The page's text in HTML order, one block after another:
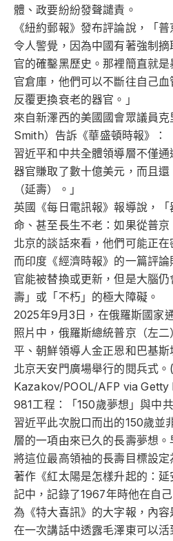
體、政要紛紛發聲譴責。
《紐約郵報》發布評論說，「
令人警覺，因為中國有著強制
官的確鑿黑歷史。那裡簡直就
官倉庫，他們可以不斷往自己血
反覆更換衰老的器官。」
來自新澤西的美國國會眾議員克
Smith）告訴《華盛頓時報》：
習近平和中共全體領導層不僅
器官賺取了數十億美元，而且
（延壽）。」
英國《每日電訊報》報導說，
命、甚至長生不老：如果從普
北京的談話來看，他們可能正在
而印度《經濟時報》的一篇評
官能被替換或更新，但是大腦
壽」或「不朽」的極大障礙。
2025年9月3日，在俄羅斯國家
照片中，俄羅斯總統普京（左
平、朝鮮領導人金正恩和巴基
北京天安門廣場舉行的閱兵式
Kazakov/POOL/AFP via Getty
981工程：「150歲夢想」與中
習近平此次脫口而出的150歲並
層的一項由來已久的長壽夢想
將這位最高領袖的長壽目標設
著作《紅太陽是怎樣升起的：
記中，記錄了1967年時他在自
為《特大喜訊》的大字報，內
在一次講話中透露毛澤東可以活